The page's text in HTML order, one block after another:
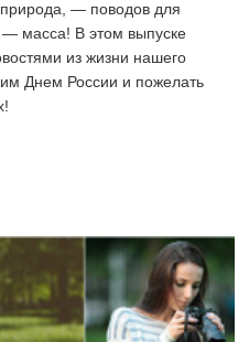
— поводов для
масса! В этом выпуске
из жизни нашего
Днем России и пожелать